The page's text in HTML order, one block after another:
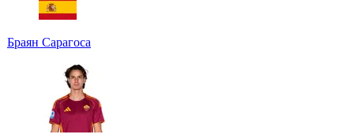
Браян Сарагоса